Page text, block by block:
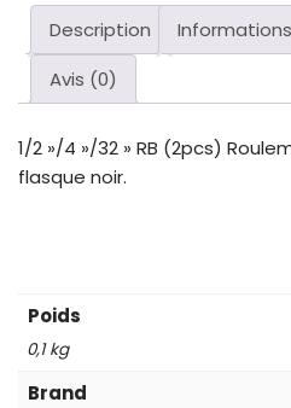
Description
Avis (0)
1/2 »/4 »/32 » RB (2pcs)
flasque noir.
Poids
0,1 kg
Brand